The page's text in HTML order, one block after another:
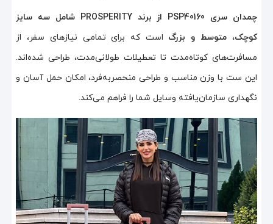
چمدان سری PSP40160 از برند PROSPERITY شامل سه سایز
کوچک،متوسط و بزرگ است که برای تمامی نیازهای سفر، از
مسافرت‌های کوتاه‌مدت تا تعطیلات طولانی‌مدت، طراحی شده‌اند.
این ست با وزن مناسب و طراحی منحصربه‌فرد، امکان حمل آسان و
نگهداری سازمان‌یافته وسایل شما را فراهم می‌کند.